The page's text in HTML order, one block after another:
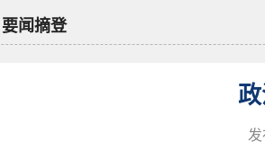
要闻摘登